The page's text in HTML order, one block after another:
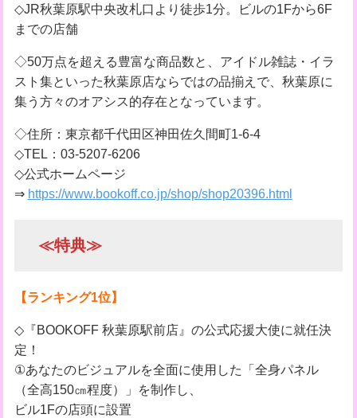
◇JR秋葉原駅中央改札口より徒歩1分。ビルの1Fから6F
までの店舗
◇50万点を超える豊富な商品数と、アイドル雑誌・イラ
スト集といった秋葉原店ならではの品揃えで、秋葉原に
集う方々のオアシス的存在となっています。
◇住所：東京都千代田区神田佐久間町1-6-4
◇TEL：03-5207-6206
◇公式ホームページ
⇒ https://www.bookoff.co.jp/shop/shop20396.html
≪特典≫
【ランキング1位】
◇『BOOKOFF 秋葉原駅前店』の公式応援大使に就任決
定！
①あなたのビジュアルを全面に使用した「全身パネル
（全高150㎝程度）」を制作し、
ビル1Fの店頭に設置